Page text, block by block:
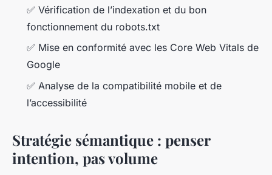
✅ Vérification de l’indexation et du bon
fonctionnement du robots.txt
✅ Mise en conformité avec les Core Web Vitals de
Google
✅ Analyse de la compatibilité mobile et de
l’accessibilité
Stratégie sémantique : penser
intention, pas volume